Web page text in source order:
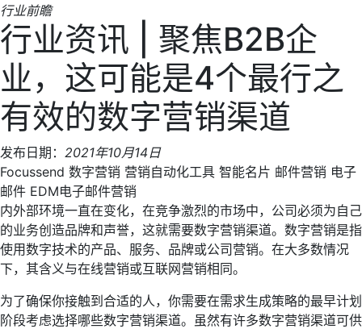
行业前瞻
行业资讯 | 聚焦B2B企
业，这可能是4个最行之
有效的数字营销渠道
发布日期： 2021年10月14日
Focussend 数字营销 营销自动化工具 智能名片 邮件营销 电子
邮件 EDM电子邮件营销
内外部环境一直在变化，在竞争激烈的市场中，公司必须为自己
的业务创造品牌和声誉，这就需要数字营销渠道。数字营销是指
使用数字技术的产品、服务、品牌或公司营销。在大多数情况
下，其含义与在线营销或互联网营销相同。
为了确保你接触到合适的人，你需要在需求生成策略的最早计划
阶段考虑选择哪些数字营销渠道。虽然有许多数字营销渠道可供